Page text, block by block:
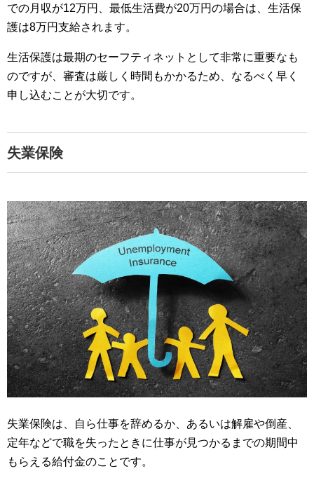
での月収が12万円、最低生活費が20万円の場合は、生活保
護は8万円支給されます。
生活保護は最期のセーフティネットとして非常に重要なも
のですが、審査は厳しく時間もかかるため、なるべく早く
申し込むことが大切です。
失業保険
失業保険は、自ら仕事を辞めるか、あるいは解雇や倒産、
定年などで職を失ったときに仕事が見つかるまでの期間中
もらえる給付金のことです。